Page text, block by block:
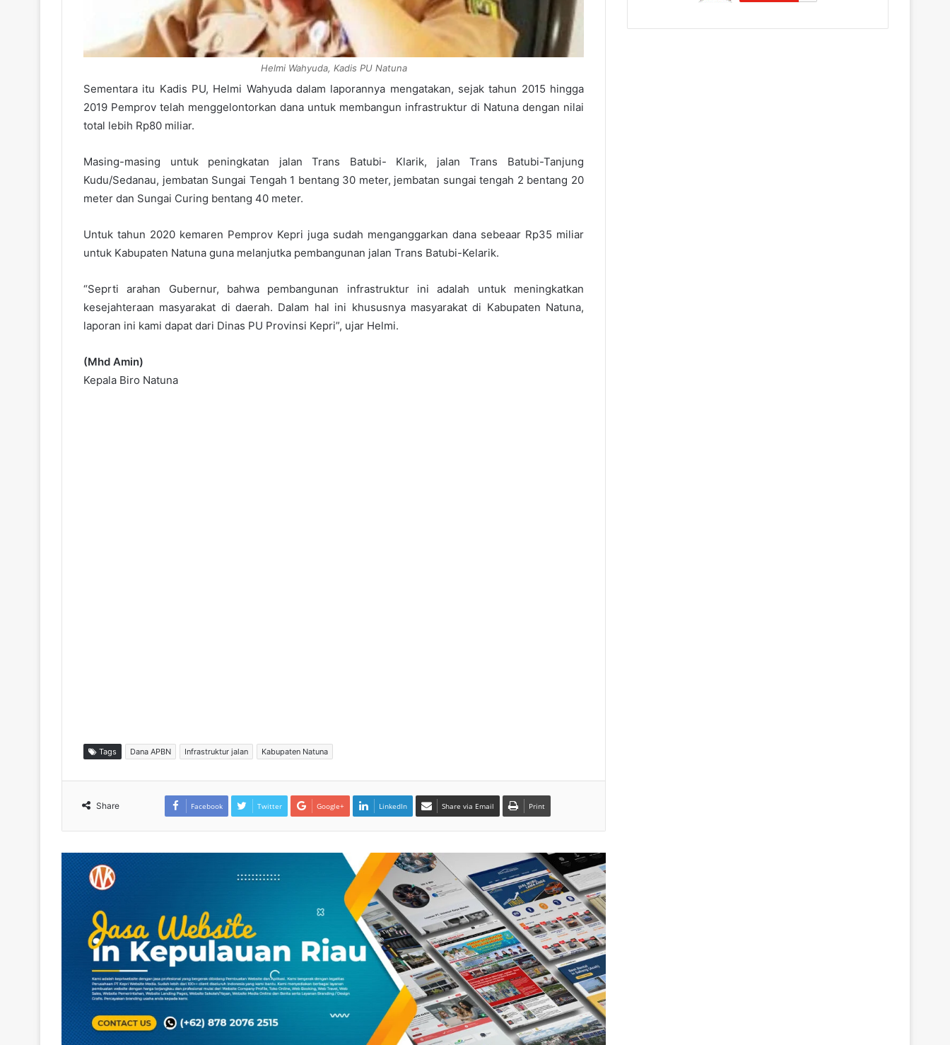
Helmi Wahyuda, Kadis PU Natuna
Sementara itu Kadis PU, Helmi Wahyuda dalam laporannya mengatakan, sejak tahun 2015 hingga
2019 Pemprov telah menggelontorkan dana untuk membangun infrastruktur di Natuna dengan nilai
total lebih Rp80 miliar.
Masing-masing untuk peningkatan jalan Trans Batubi- Klarik, jalan Trans Batubi-Tanjung
Kudu/Sedanau, jembatan Sungai Tengah 1 bentang 30 meter, jembatan sungai tengah 2 bentang 20
meter dan Sungai Curing bentang 40 meter.
Untuk tahun 2020 kemaren Pemprov Kepri juga sudah menganggarkan dana sebeaar Rp35 miliar
untuk Kabupaten Natuna guna melanjutka pembangunan jalan Trans Batubi-Kelarik.
“Seprti arahan Gubernur, bahwa pembangunan infrastruktur ini adalah untuk meningkatkan
kesejahteraan masyarakat di daerah. Dalam hal ini khususnya masyarakat di Kabupaten Natuna,
laporan ini kami dapat dari Dinas PU Provinsi Kepri”, ujar Helmi.
(Mhd Amin)
Kepala Biro Natuna
Tags Dana APBN Infrastruktur jalan Kabupaten Natuna
Share Facebook Twitter Google+ LinkedIn Share via Email Print